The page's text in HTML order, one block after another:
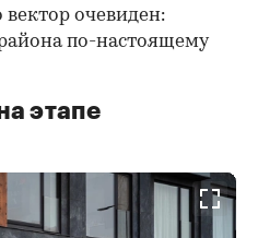
вектор очевиден:
по-настоящему
этапе